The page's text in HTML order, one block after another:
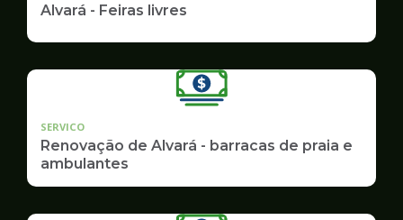
Alvará - Feiras livres
SERVICO
Renovação de Alvará - barracas de praia e
ambulantes